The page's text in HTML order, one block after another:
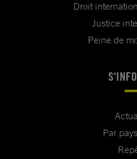
Droit
Justice
Peine de
Par